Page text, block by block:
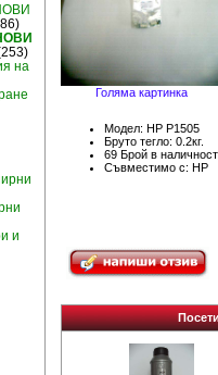
на
и
Голяма картинка
Модел: HP P1505
Бруто тегло: 0.2кг.
69 Брой в наличност
Съвместимо с: HP